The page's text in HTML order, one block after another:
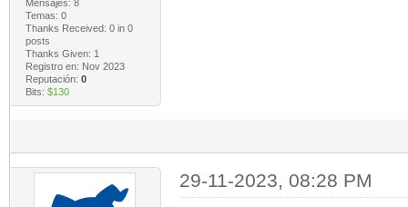
Mensajes: 8
Temas: 0
Thanks Received: 0in 0
posts
Thanks Given: 1
Registro en: Nov 2023
Reputación: 0
Bits: $130
29-11-2023, 08:28 PM